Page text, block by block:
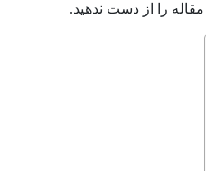
را از دست ندهید.